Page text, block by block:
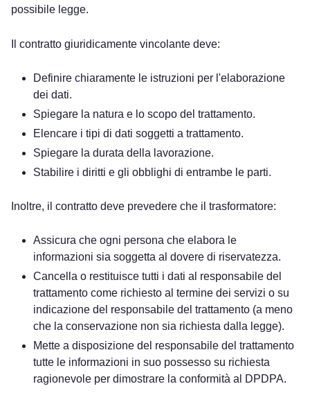
possibile legge.
Il contratto giuridicamente vincolante deve:
Definire chiaramente le istruzioni per l'elaborazione
dei dati.
Spiegare la natura e lo scopo del trattamento.
Elencare i tipi di dati soggetti a trattamento.
Spiegare la durata della lavorazione.
Stabilire i diritti e gli obblighi di entrambe le parti.
Inoltre, il contratto deve prevedere che il trasformatore:
Assicura che ogni persona che elabora le
informazioni sia soggetta al dovere di riservatezza.
Cancella o restituisce tutti i dati al responsabile del
trattamento come richiesto al termine dei servizi o su
indicazione del responsabile del trattamento (a meno
che la conservazione non sia richiesta dalla legge).
Mette a disposizione del responsabile del trattamento
tutte le informazioni in suo possesso su richiesta
ragionevole per dimostrare la conformità al DPDPA.